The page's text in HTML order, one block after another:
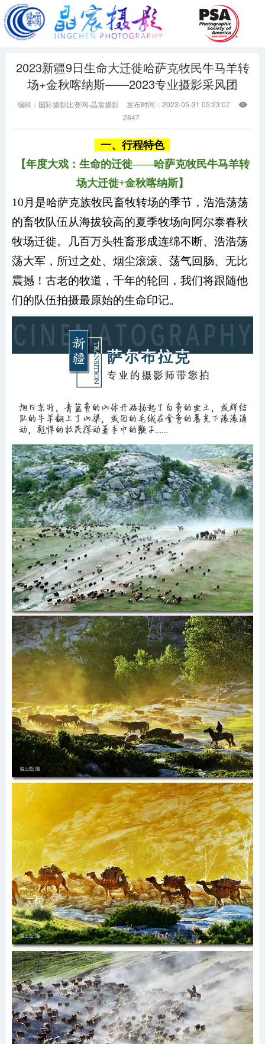
2023新疆9日生命大迁徙哈萨克牧民牛马羊转
场+金秋喀纳斯——2023专业摄影采风团
编辑：国际摄影比赛网-晶宸摄影 发布时间：2023-05-31 05:23:07 
2847
一、行程特色
【年度大戏：生命的迁徙——哈萨克牧民牛马羊转
场大迁徙+金秋喀纳斯】
10月是哈萨克族牧民畜牧转场的季节，浩浩荡荡
的畜牧队伍从海拔较高的夏季牧场向阿尔泰春秋
牧场迁徙。几百万头牲畜形成连绵不断、浩浩荡
荡大军，所过之处、烟尘滚滚、荡气回肠、无比
震撼！古老的牧道，千年的轮回，我们将跟随他
们的队伍拍摄最原始的生命印记。